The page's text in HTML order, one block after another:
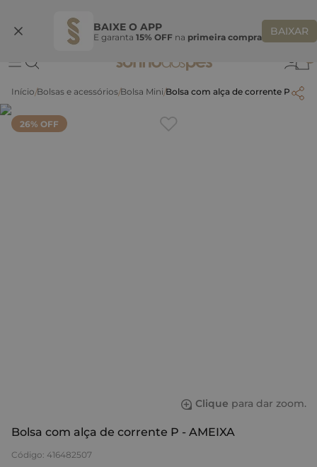
BAIXE O APP
E garanta 15% OFF na primeira compra BAIXAR
Ganhe 10% OFF na coleção utilizando o código do seu vendedor*
Bolsas e acessórios Bolsa Mini Bolsa com alça de corrente P -
26% OFF
Clique para dar zoom.
Bolsa com alça de corrente P - AMEIXA
Código: 416482507